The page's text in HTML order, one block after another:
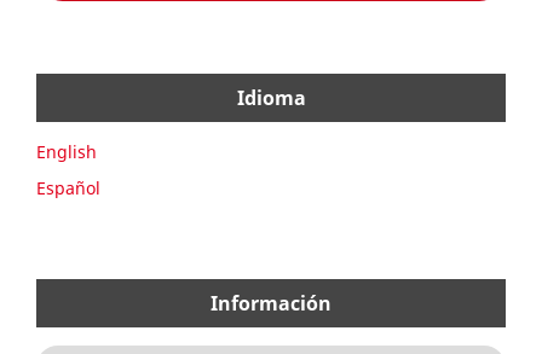
Idioma
English
Español
Información